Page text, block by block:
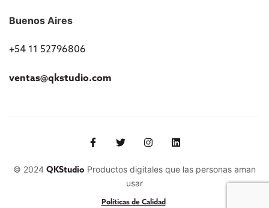
Buenos Aires
+54 11 52796806
ventas@qkstudio.com
© 2024 QKStudio Productos digitales que las personas aman
usar
Políticas de Calidad